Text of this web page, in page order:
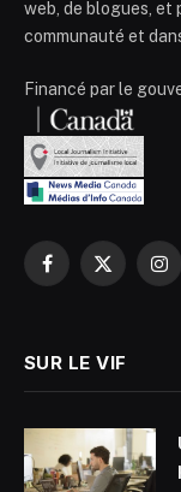
web, de blogues, et
communauté et
Financé par le
Facebook
X
SUR LE VIF